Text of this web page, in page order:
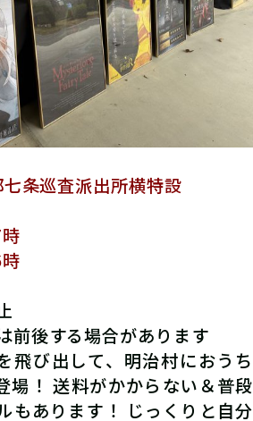
条巡査派出所横特設
前後する場合があります
飛び出して、明治村におうち
場！ 送料がかからない＆普段
もあります！ じっくりと自分